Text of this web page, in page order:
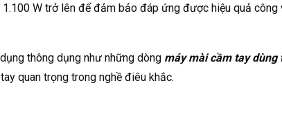
W trở lên để đảm bảo đáp ứng được hiệu quả công
thông dụng như những dòng máy mài cầm tay dùng
quan trọng trong nghề điêu khắc.